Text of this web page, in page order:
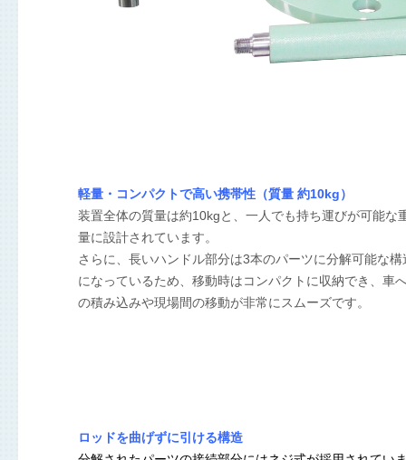
軽量・コンパクトで高い携帯性（質量 約10kg）
装置全体の質量は約10kgと、一人でも持ち運びが可能な
量に設計されています。
さらに、長いハンドル部分は3本のパーツに分解可能な構
になっているため、移動時はコンパクトに収納でき、車
の積み込みや現場間の移動が非常にスムーズです。
ロッドを曲げずに引ける構造